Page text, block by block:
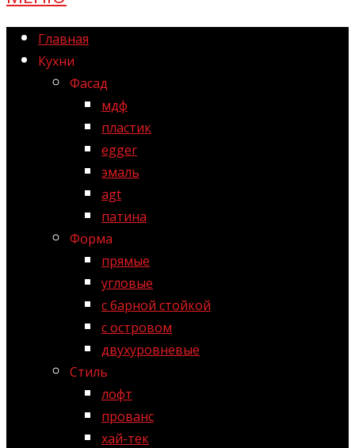
Главная
Кухни
Фасад
мдф
пластик
egger
эмаль
agt
патина
Форма
прямые
угловые
с барной стойкой
с островом
двухуровневые
Стиль
лофт
прованс
хай-тек